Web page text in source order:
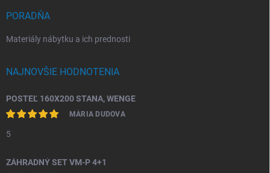
PORADŇA
Materiály nábytku a ich prednosti
NAJNOVŠIE HODNOTENIA
POSTEĽ 160X200 STANA, WENGE
MÁRIA DUDOVA
5
ZÁHRADNÝ SET VM-P 4+1